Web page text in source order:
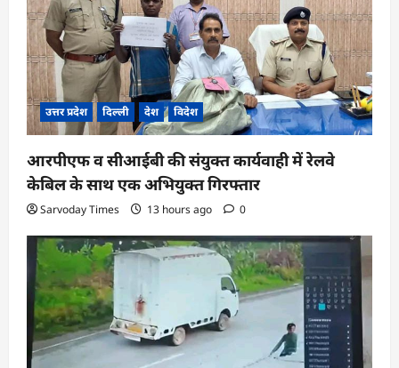
उत्तर प्रदेश दिल्ली देश विदेश
आरपीएफ व सीआईबी की संयुक्त कार्यवाही में रेलवे
केबिल के साथ एक अभियुक्त गिरफ्तार
Sarvoday Times 13 hours ago 0